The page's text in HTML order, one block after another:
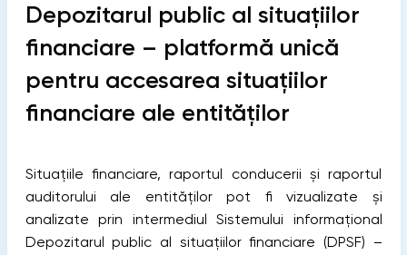
Depozitarul public al situațiilor
financiare – platformă unică
pentru accesarea situațiilor
financiare ale entităților
Situațiile financiare, raportul conducerii și raportul
auditorului ale entităților pot fi vizualizate și
analizate prin intermediul Sistemului informațional
Depozitarul public al situațiilor financiare (DPSF) –